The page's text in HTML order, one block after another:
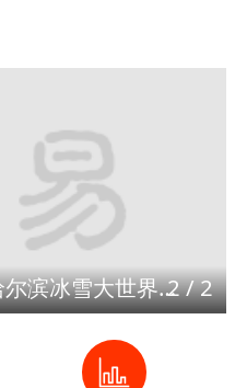
【最后3天】速戳，抽哈尔滨冰雪大世界门票！2/2